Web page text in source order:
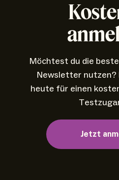
Möchtest du die
Newsletter nutzen?
heute für einen
Jetzt